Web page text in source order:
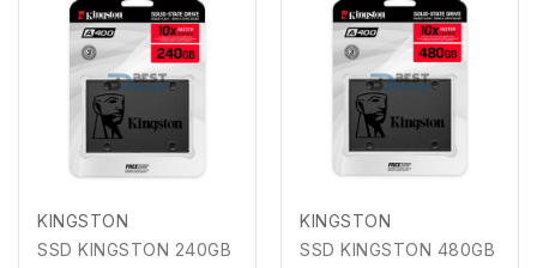
KINGSTON
SSD KINGSTON 240GB
KINGSTON
SSD KINGSTON 480GB